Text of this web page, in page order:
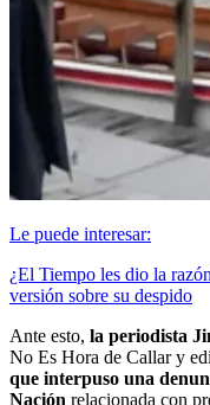
Le puede interesar:
¿El Tiempo les dio la
versión sobre su despido
Ante esto, la periodista
No Es Hora de Callar y
que interpuso una
Nación relacionada con